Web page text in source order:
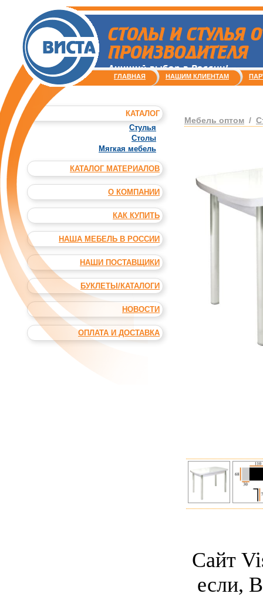
СТОЛЫ И СТУЛЬЯ
ПРОИЗВОДИТЕЛЯ
Лучший выбор в России!
ГЛАВНАЯ
НАШИМ КЛИЕНТАМ
КАТАЛОГ
Стулья
Столы
Мягкая мебель
КАТАЛОГ МАТЕРИАЛОВ
О КОМПАНИИ
КАК КУПИТЬ
НАША МЕБЕЛЬ В РОССИИ
НАШИ ПОСТАВЩИКИ
БУКЛЕТЫ/КАТАЛОГИ
НОВОСТИ
ОПЛАТА И ДОСТАВКА
Мебель оптом /
Сайт
если,